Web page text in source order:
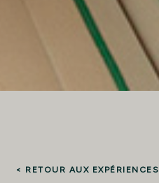
< RETOUR AUX EXPÉRIENCES